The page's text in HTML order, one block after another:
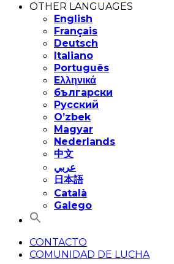
OTHER LANGUAGES
English
Français
Deutsch
Italiano
Português
Eλληνικά
български
Русский
O’zbek
Magyar
Nederlands
中文
عربي
日本語
Català
Galego
CONTACTO
COMUNIDAD DE LUCHA